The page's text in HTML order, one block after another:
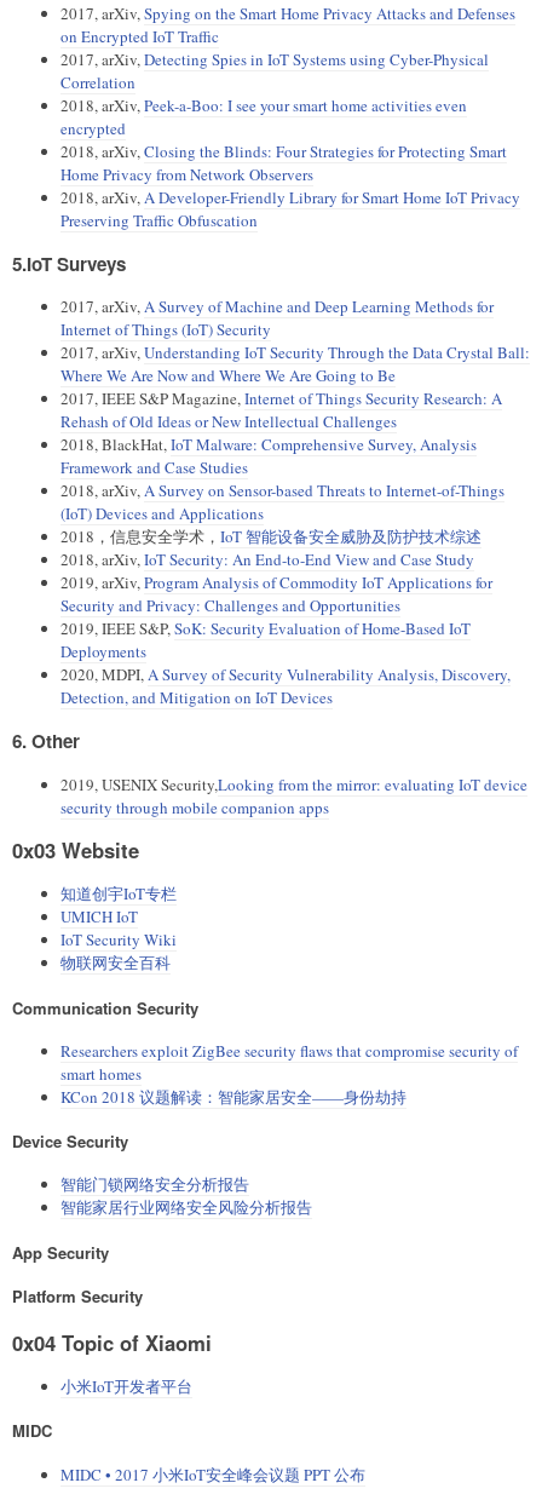
2017, arXiv,Spying on the Smart Home Privacy Attacks and Defenses
on Encrypted IoT Traffic
2017, arXiv,Detecting Spies in IoT Systems using Cyber-Physical
Correlation
2018, arXiv,Peek-a-Boo: I see your smart home activities even
encrypted
2018, arXiv,Closing the Blinds: Four Strategies for Protecting Smart
Home Privacy from Network Observers
2018, arXiv,A Developer-Friendly Library for Smart Home IoT Privacy
Preserving Traffic Obfuscation
5.IoT Surveys
2017, arXiv,A Survey of Machine and Deep Learning Methods for
Internet of Things (IoT) Security
2017, arXiv,Understanding IoT Security Through the Data Crystal Ball:
Where We Are Now and Where We Are Going to Be
2017, IEEE S&P Magazine,Internet of Things Security Research: A
Rehash of Old Ideas or New Intellectual Challenges
2018, BlackHat,IoT Malware: Comprehensive Survey, Analysis
Framework and Case Studies
2018, arXiv,A Survey on Sensor-based Threats to Internet-of-Things
(IoT) Devices and Applications
2018，信息安全学术， IoT 智能设备安全威胁及防护技术综述
2018, arXiv,IoT Security: An End-to-End View and Case Study
2019, arXiv,Program Analysis of Commodity IoT Applications for
Security and Privacy: Challenges and Opportunities
2019, IEEE S&P,SoK: Security Evaluation of Home-Based IoT
Deployments
2020, MDPI,A Survey of Security Vulnerability Analysis, Discovery,
Detection, and Mitigation on IoT Devices
6. Other
2019, USENIX Security,Looking from the mirror: evaluating IoT device
security through mobile companion apps
0x03 Website
知道创宇IoT专栏
UMICH IoT
IoT Security Wiki
物联网安全百科
Communication Security
Researchers exploit ZigBee security flaws that compromise security of
smart homes
KCon 2018 议题解读：智能家居安全——身份劫持
Device Security
智能门锁网络安全分析报告
智能家居行业网络安全风险分析报告
App Security
Platform Security
0x04 Topic of Xiaomi
小米IoT开发者平台
MIDC
MIDC • 2017 小米IoT安全峰会议题 PPT 公布